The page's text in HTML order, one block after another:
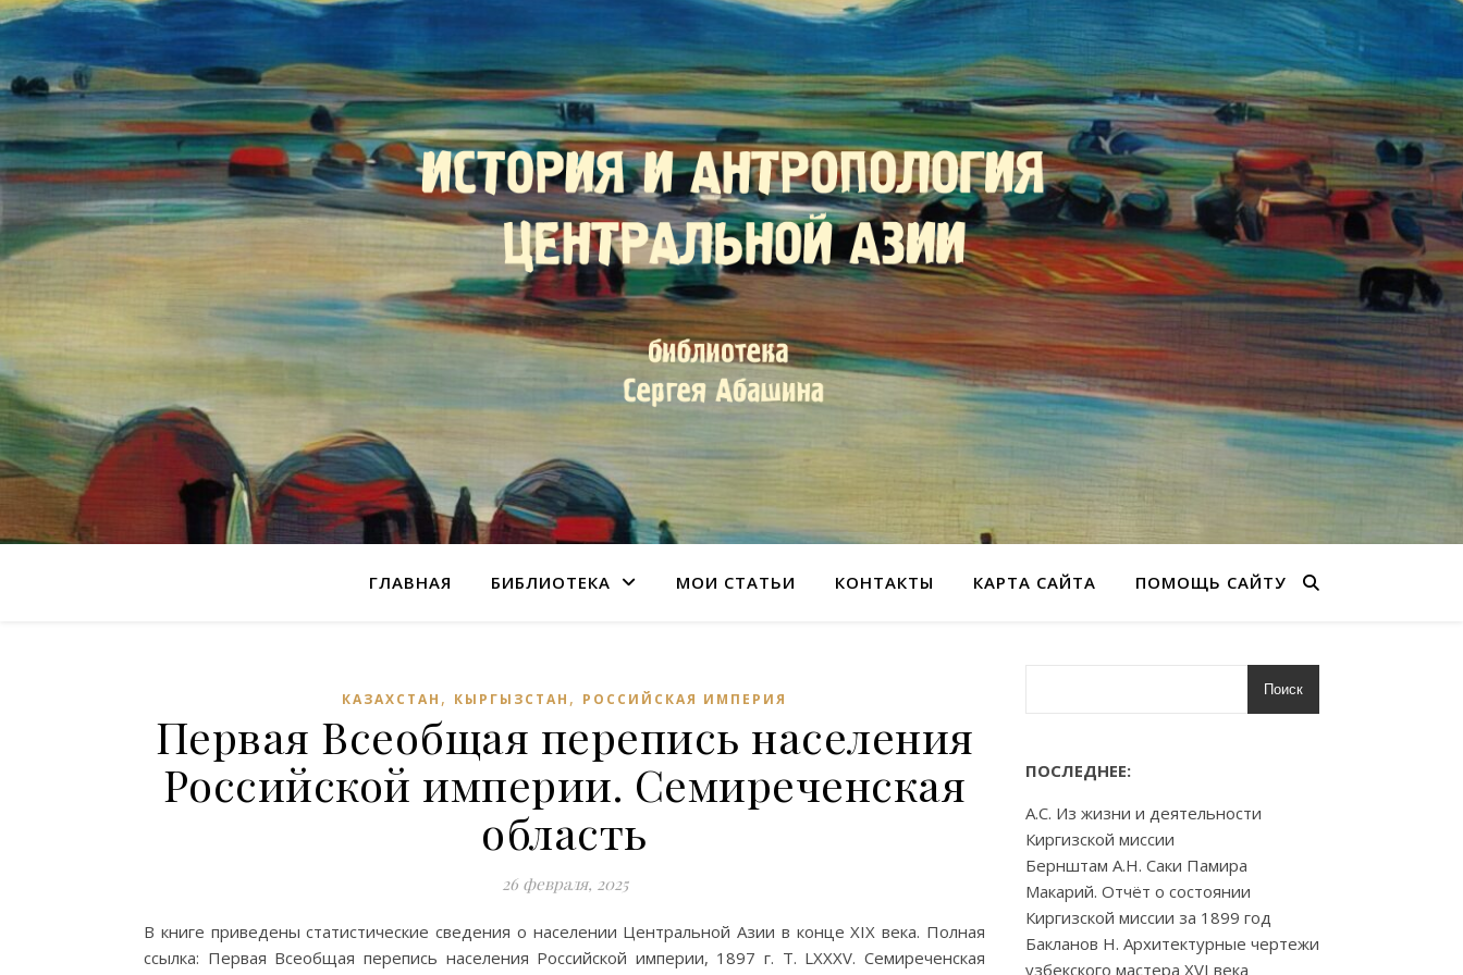
ГЛАВНАЯ БИБЛИОТЕКА МОИ СТАТЬИ КОНТАКТЫ КАРТА САЙТА ПОМОЩЬ САЙТУ
КАЗАХСТАН , КЫРГЫЗСТАН , РОССИЙСКАЯ ИМПЕРИЯ
Первая Всеобщая перепись населения
Российской империи. Семиреченская
область
26 февраля, 2025
В книге приведены статистические сведения о населении Центральной Азии в конце XIX века. Полная
ссылка: Первая Всеобщая перепись населения Российской империи, 1897 г. Т. LXXXV. Семиреченская
Поиск
ПОСЛЕДНЕЕ:
А.С. Из жизни и деятельности
Киргизской миссии
Бернштам А.Н. Саки Памира
Макарий. Отчёт о состоянии
Киргизской миссии за 1899 год
Бакланов Н. Архитектурные чертежи
узбекского мастера XVI века